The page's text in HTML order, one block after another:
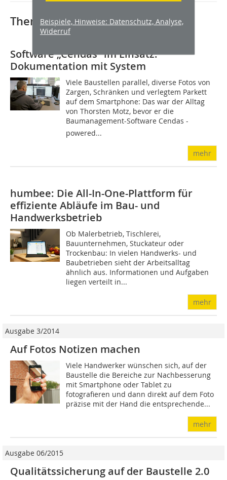
Beispiele, Hinweise: Datenschutz, Analyse,
Widerruf
Thematisch passende Artikel:
Software „Cendas“ im Einsatz:
Dokumentation mit System
Viele Baustellen parallel, diverse Fotos von
Zargen, Schränken und verlegtem Parkett
auf dem Smartphone: Das war der Alltag
von Thorsten Motz, bevor er die
Baumanagement-Software Cendas -
powered...
mehr
humbee: Die All-In-One-Plattform für
effiziente Abläufe im Bau- und
Handwerksbetrieb
Ob Malerbetrieb, Tischlerei,
Bauunternehmen, Stuckateur oder
Trockenbau: In vielen Handwerks- und
Baubetrieben sieht der Arbeitsalltag
ähnlich aus. Informationen und Aufgaben
liegen verteilt in...
mehr
Ausgabe 3/2014
Auf Fotos Notizen machen
Viele Handwerker wünschen sich, auf der
Baustelle die Bereiche zur Nachbesserung
mit Smartphone oder Tablet zu
fotografieren und dann direkt auf dem Foto
präzise mit der Hand die entsprechende...
mehr
Ausgabe 06/2015
Qualitätssicherung auf der Baustelle 2.0